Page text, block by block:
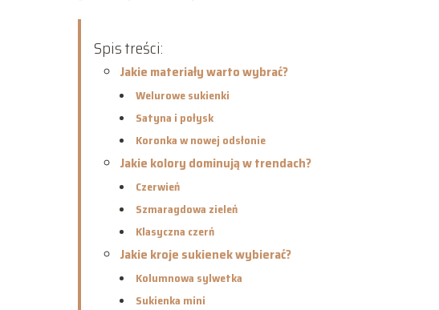
Spis treści:
Jakie materiały warto wybrać?
Welurowe sukienki
Satyna i połysk
Koronka w nowej odsłonie
Jakie kolory dominują w trendach?
Czerwień
Szmaragdowa zieleń
Klasyczna czerń
Jakie kroje sukienek wybierać?
Kolumnowa sylwetka
Sukienka mini